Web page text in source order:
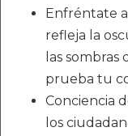
Enfréntate
refleja la
las
prueba tu
Conciencia
los